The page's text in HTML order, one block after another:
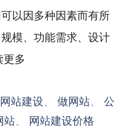
以因多种因素而有所
模、功能需求、设计
更多
站建设、 做网站、 公
站、 网站建设价格